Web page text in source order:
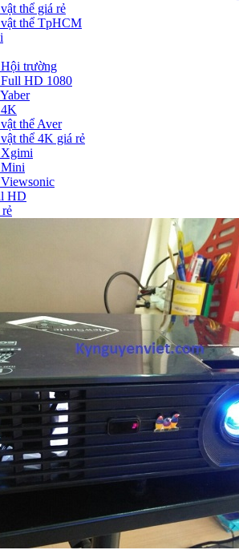
thể giá rẻ
thể TpHCM
trường
HD 1080
thể Aver
thể 4K giá rẻ
HD